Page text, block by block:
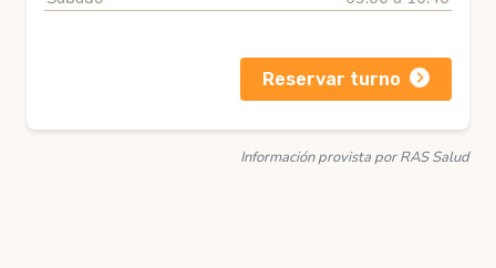
Reservar turno
Información provista por RAS Salud